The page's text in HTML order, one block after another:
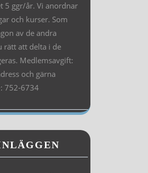
5 ggr/år. Vi anordnar
och kurser. Som
av de andra
rätt att delta i de
Medlemsavgift:
och gärna
752-6734